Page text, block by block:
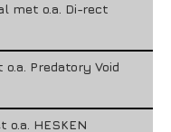
met o.a. Di-rect
Predatory Void
HESKEN